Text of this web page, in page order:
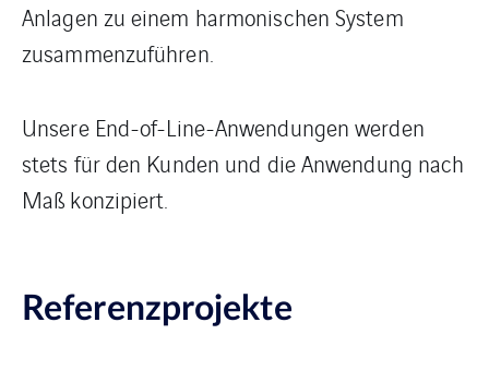
Anlagen zu einem harmonischen System
zusammenzuführen.
Unsere End-of-Line-Anwendungen werden
stets für den Kunden und die Anwendung nach
Maß konzipiert.
Referenzprojekte